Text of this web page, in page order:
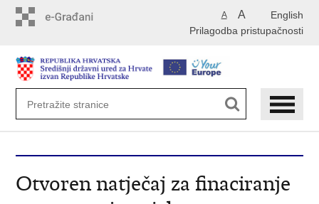
English
A A
Prilagodba pristupačnosti
Otvoren natječaj za finaciranje